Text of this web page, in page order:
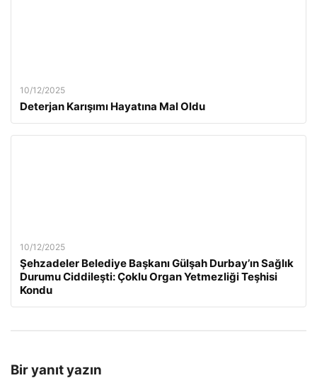
10/12/2025
Deterjan Karışımı Hayatına Mal Oldu
10/12/2025
Şehzadeler Belediye Başkanı Gülşah Durbay’ın Sağlık
Durumu Ciddileşti: Çoklu Organ Yetmezliği Teşhisi
Kondu
Bir yanıt yazın